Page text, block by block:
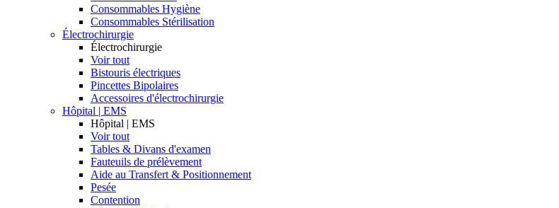
Consommables Hygiène
Consommables Stérilisation
Électrochirurgie
Électrochirurgie
Voir tout
Bistouris électriques
Pincettes Bipolaires
Accessoires d'électrochirurgie
Hôpital | EMS
Hôpital | EMS
Voir tout
Tables & Divans d'examen
Fauteuils de prélèvement
Aide au Transfert & Positionnement
Pesée
Contention